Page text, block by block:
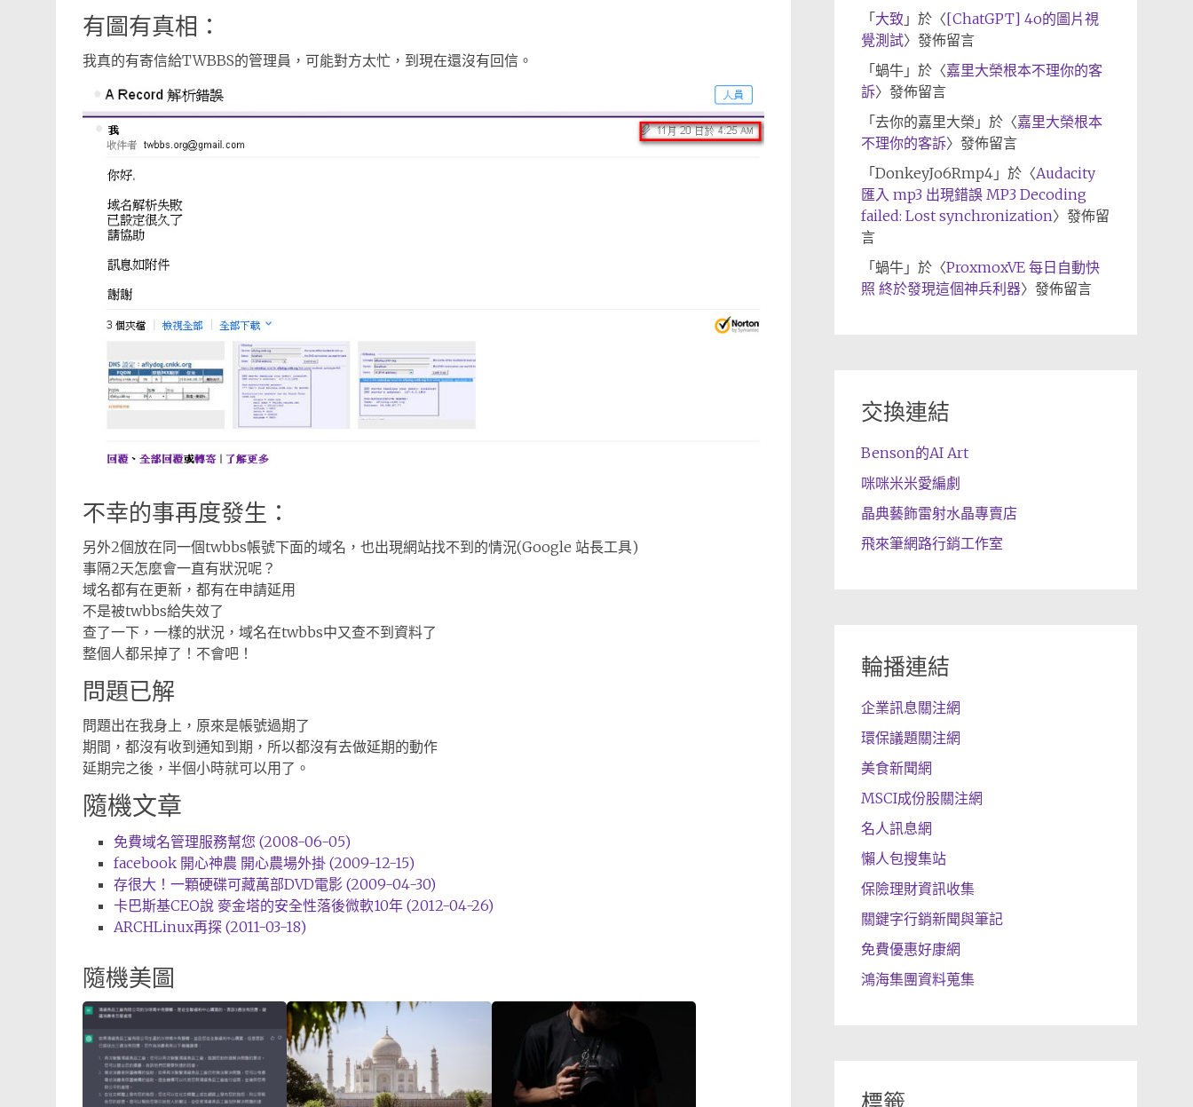
有圖有真相：
我真的有寄信給TWBBS的管理員，可能對方太忙，到現在還沒有回信。
不幸的事再度發生：
另外2個放在同一個twbbs帳號下面的域名，也出現網站找不到的情況(Google 站長工具)
事隔2天怎麼會一直有狀況呢？
域名都有在更新，都有在申請延用
不是被twbbs給失效了
查了一下，一樣的狀況，域名在twbbs中又查不到資料了
整個人都呆掉了！不會吧！
問題已解
問題出在我身上，原來是帳號過期了
期間，都沒有收到通知到期，所以都沒有去做延期的動作
延期完之後，半個小時就可以用了。
隨機文章
免費域名管理服務幫您 (2008-06-05)
facebook 開心神農 開心農場外掛 (2009-12-15)
存很大！一顆硬碟可藏萬部DVD電影 (2009-04-30)
卡巴斯基CEO說 麥金塔的安全性落後微軟10年 (2012-04-26)
ARCHLinux再探 (2011-03-18)
隨機美圖
「 大致 」於〈[ChatGPT] 4o的圖片視
覺測試〉發佈留言
「 蝸牛」於〈嘉里大榮根本不理你的客
訴〉發佈留言
「 去你的嘉里大榮 」於〈嘉里大榮根本
不理你的客訴〉發佈留言
「 DonkeyJo6Rmp4」於〈Audacity
匯入 mp3 出現錯誤 MP3 Decoding
failed: Lost synchronization〉發佈留
言
「 蝸牛」於〈ProxmoxVE 每日自動快
照 終於發現這個神兵利器〉發佈留言
交換連結
Benson的AI Art
咪咪米米愛編劇
晶典藝飾雷射水晶專賣店
飛來筆網路行銷工作室
輪播連結
企業訊息關注網
環保議題關注網
美食新聞網
MSCI成份股關注網
名人訊息網
懶人包搜集站
保險理財資訊收集
關鍵字行銷新聞與筆記
免費優惠好康網
鴻海集團資料蒐集